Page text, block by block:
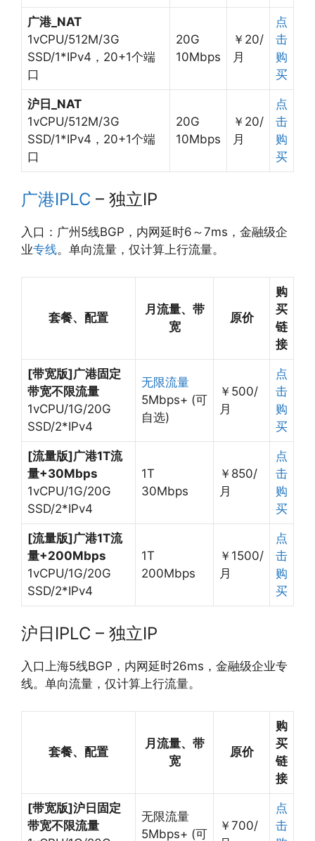
广港_NAT
1vCPU/512M/3G
SSD/1*IPv4，20+1个端
口
20G
10Mbps
￥20/
月
点
击
购
买
沪日_NAT
1vCPU/512M/3G
SSD/1*IPv4，20+1个端
口
20G
10Mbps
￥20/
月
点
击
购
买
广港IPLC – 独立IP
入口：广州5线BGP，内网延时6～7ms，金融级企
业专线。单向流量，仅计算上行流量。
套餐、配置
月流量、带
宽
原价
购
买
链
接
[带宽版]广港固定
带宽不限流量
1vCPU/1G/20G
SSD/2*IPv4
无限流量
5Mbps+ (可
自选)
￥500/
月
点
击
购
买
[流量版]广港1T流
量+30Mbps
1vCPU/1G/20G
SSD/2*IPv4
1T
30Mbps
￥850/
月
点
击
购
买
[流量版]广港1T流
量+200Mbps
1vCPU/1G/20G
SSD/2*IPv4
1T
200Mbps
￥1500/
月
点
击
购
买
沪日IPLC – 独立IP
入口上海5线BGP，内网延时26ms，金融级企业专
线。单向流量，仅计算上行流量。
套餐、配置
月流量、带
宽
原价
购
买
链
接
[带宽版]沪日固定
带宽不限流量
无限流量
5Mbps+ (可
￥700/
点
击